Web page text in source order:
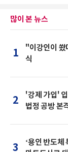
많이 본 뉴스
1
"이강인이
식
2
'강제 가입'
법정 공방 본
3
‘용인 반도체